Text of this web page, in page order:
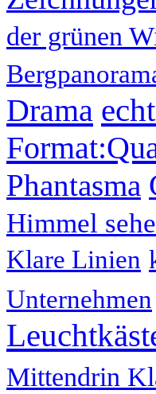
der grünen
Drama
Phantasma
Himmel
Klare Linien
Unternehmen
Mittendrin